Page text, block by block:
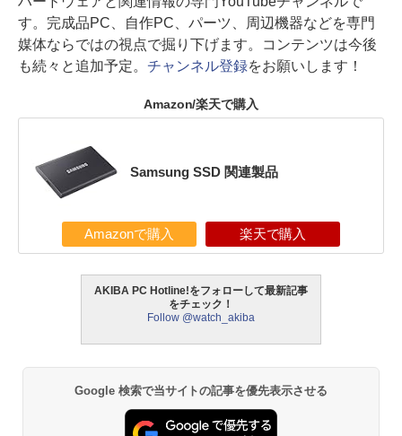
す。完成品PC、自作PC、パーツ、周辺機器などを専門
媒体ならではの視点で掘り下げます。コンテンツは今後
も続々と追加予定。 チャンネル登録をお願いします！
Amazon/楽天で購入
Samsung SSD 関連製品
Amazonで購入 楽天で購入
AKIBA PC Hotline!をフォローして最新記事
をチェック！
Follow @watch_akiba
Google 検索で当サイトの記事を優先表示させる